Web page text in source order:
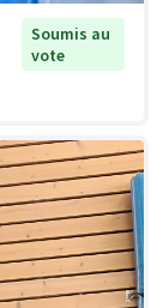
Soumis au
vote